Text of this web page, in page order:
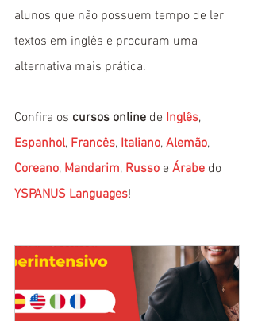
alunos que não possuem tempo de ler
textos em inglês e procuram uma
alternativa mais prática.
Confira os cursos online de Inglês,
Espanhol, Francês, Italiano, Alemão,
Coreano, Mandarim, Russo e Árabe do
YSPANUS Languages!